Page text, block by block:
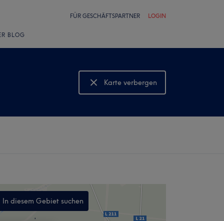
FÜR GESCHÄFTSPARTNER LOGIN
BLOG
Karte verbergen
Karte anzeigen
In diesem Gebiet suchen
,